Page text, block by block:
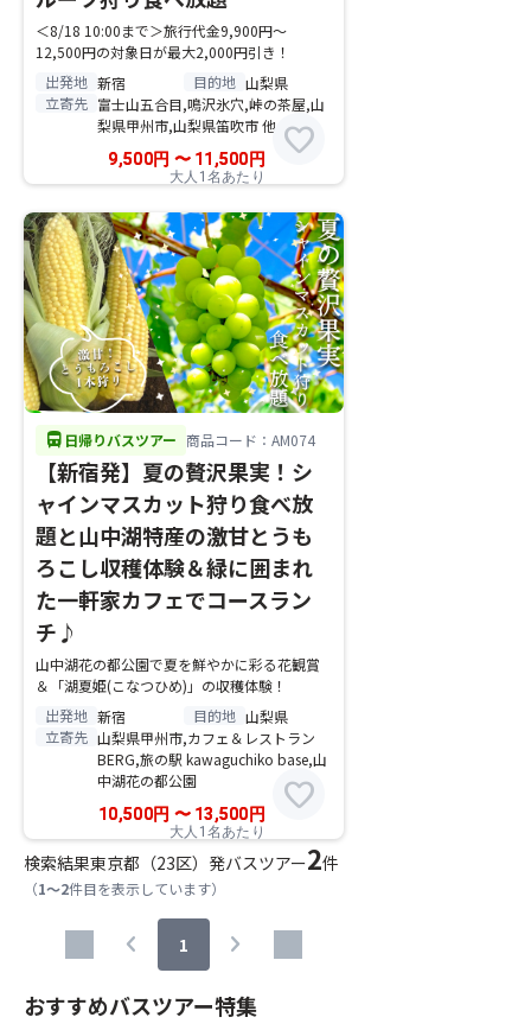
＜8/18 10:00まで＞旅行代金9,900円～
12,500円の対象日が最大2,000円引き！
出発地 新宿 目的地 山梨県
立寄先 富士山五合目,鳴沢氷穴,峠の茶屋,山
梨県甲州市,山梨県笛吹市 他
9,500円 〜11,500円
大人1名あたり
favorite
directions_bus 日帰りバスツアー 商品コード：AM074
【新宿発】夏の贅沢果実！シ
ャインマスカット狩り食べ放
題と山中湖特産の激甘とうも
ろこし収穫体験＆緑に囲まれ
た一軒家カフェでコースラン
チ♪
山中湖花の都公園で夏を鮮やかに彩る花観賞
＆「湖夏姫(こなつひめ)」の収穫体験！
出発地 新宿 目的地 山梨県
立寄先 山梨県甲州市,カフェ＆レストラン
BERG,旅の駅 kawaguchiko base,山
中湖花の都公園
10,500円 〜13,500 円
大人1名あたり
favorite
検索結果東京都（23区）発バスツアー2件
（1～2件目を表示しています）
chevron_left 1 chevron_right
おすすめバスツアー特集